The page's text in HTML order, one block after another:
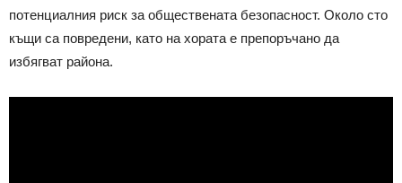
потенциалния риск за обществената безопасност. Около сто
къщи са повредени, като на хората е препоръчано да
избягват района.